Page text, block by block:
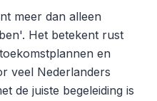
meer dan alleen
Het betekent rust
en
veel Nederlanders
de juiste begeleiding is